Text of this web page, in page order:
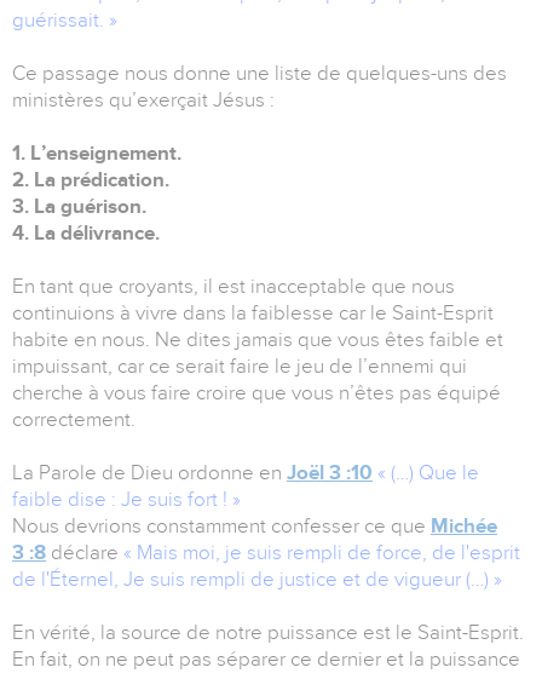
guérissait. »
Ce passage nous donne une liste de quelques-uns des
ministères qu’exerçait Jésus :
1. L’enseignement.
2. La prédication.
3. La guérison.
4. La délivrance.
En tant que croyants, il est inacceptable que nous
continuions à vivre dans la faiblesse car le Saint-Esprit
habite en nous. Ne dites jamais que vous êtes faible et
impuissant, car ce serait faire le jeu de l’ennemi qui
cherche à vous faire croire que vous n’êtes pas équipé
correctement.
La Parole de Dieu ordonne en Joël 3 :10 « (…) Que le
faible dise : Je suis fort ! »
Nous devrions constamment confesser ce que Michée
3 :8 déclare « Mais moi, je suis rempli de force, de l'esprit
de l'Éternel, Je suis rempli de justice et de vigueur (…) »
En vérité, la source de notre puissance est le Saint-Esprit.
En fait, on ne peut pas séparer ce dernier et la puissance